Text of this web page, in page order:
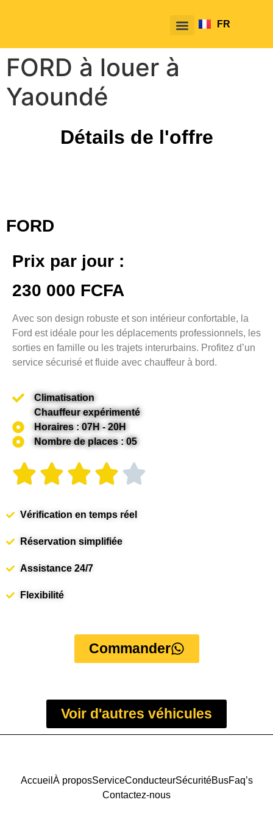
FR
EN
FORD à louer à
Yaoundé
Détails de l'offre
FORD
Prix par jour :
230 000 FCFA
Avec son design robuste et son intérieur confortable, la
Ford est idéale pour les déplacements professionnels, les
sorties en famille ou les trajets interurbains. Profitez d’un
service sécurisé et fluide avec chauffeur à bord.
Climatisation
Chauffeur expérimenté
Horaires : 07H - 20H
Nombre de places : 05
Vérification en temps réel
Réservation simplifiée
Assistance 24/7
Flexibilité
Commander
Voir d'autres véhicules
Accueil À proposServiceConducteurSécuritéBusFaq’s
Contactez-nous